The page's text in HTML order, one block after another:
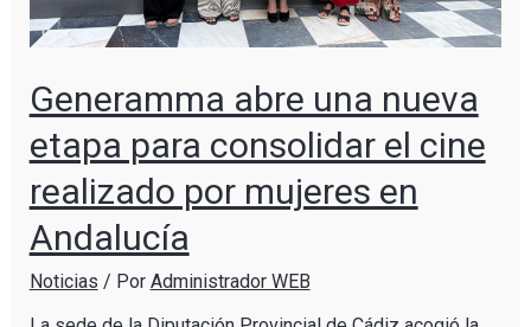
Generamma abre una nueva
etapa para consolidar el cine
realizado por mujeres en
Andalucía
Noticias / Por Administrador WEB